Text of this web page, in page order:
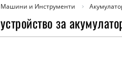
Машини и Инструменти
за